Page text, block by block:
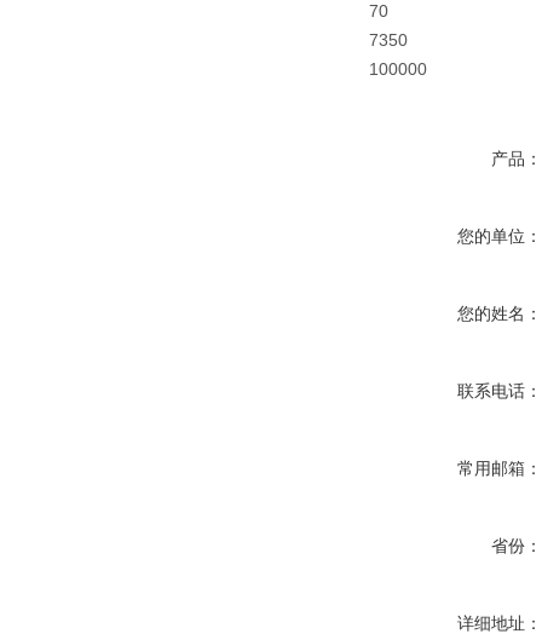
70
7350
100000
产品：
您的单位：
您的姓名：
联系电话：
常用邮箱：
省份：
详细地址：